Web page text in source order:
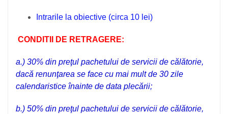
Intrarile la obiective (circa 10 lei)
CONDITII DE RETRAGERE:
a.) 30% din preţul pachetului de servicii de călătorie,
dacă renunţarea se face cu mai mult de 30 zile
calendaristice înainte de data plecării;
b.) 50% din preţul pachetului de servicii de călătorie,